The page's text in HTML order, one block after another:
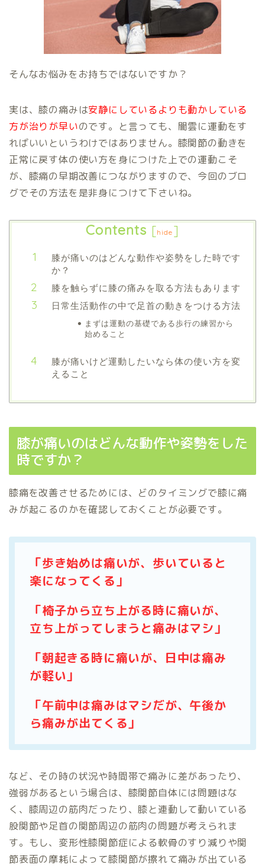
そんなお悩みをお持ちではないですか？
実は、膝の痛みは安静にしているよりも動かしている
方が治りが早いのです。と言っても、闇雲に運動をす
ればいいというわけではありません。膝関節の動きを
正常に戻す体の使い方を身につけた上での運動こそ
が、膝痛の早期改善につながりますので、今回のブロ
グでその方法を是非身につけて下さいね。
Contents [hide ]
膝が痛いのはどんな動作や姿勢をした時です
か？
膝を触らずに膝の痛みを取る方法もあります
日常生活動作の中で足首の動きをつける方法
まずは運動の基礎である歩行の練習から
始めること
膝が痛いけど運動したいなら体の使い方を変
えること
膝が痛いのはどんな動作や姿勢をした
時ですか？
膝痛を改善させるためには、どのタイミングで膝に痛
みが起こるのかを確認しておくことが必要です。
「歩き始めは痛いが、歩いていると
楽になってくる」
「椅子から立ち上がる時に痛いが、
立ち上がってしまうと痛みはマシ」
「朝起きる時に痛いが、日中は痛み
が軽い」
「午前中は痛みはマシだが、午後か
ら痛みが出てくる」
など、その時の状況や時間帯で痛みに差があったり、
強弱があるという場合は、膝関節自体には問題はな
く、膝周辺の筋肉だったり、膝と連動して動いている
股関節や足首の関節周辺の筋肉の問題が考えられま
す。もし、変形性膝関節症による軟骨のすり減りや関
節表面の摩耗によって膝関節が擦れて痛みが出ている